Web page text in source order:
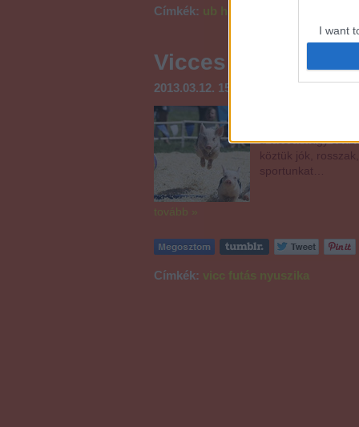
I want
Címkék: ub hídfutás
Vicces futás!
2013.03.12. 15:38
Egyik unalmas
a viccek nagy
köztük jók,
sportunkat…
tovább »
Címkék: vicc futás nyuszika